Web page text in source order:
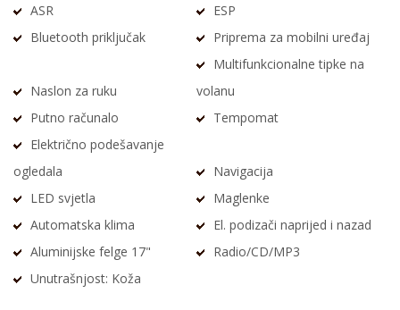
ASR
ESP
Bluetooth priključak
Priprema za mobilni uređaj
Naslon za ruku
Multifunkcionalne tipke na
volanu
Putno računalo
Tempomat
Električno podešavanje
ogledala
Navigacija
LED svjetla
Maglenke
Automatska klima
El. podizači naprijed i nazad
Aluminijske felge 17"
Radio/CD/MP3
Unutrašnjost: Koža